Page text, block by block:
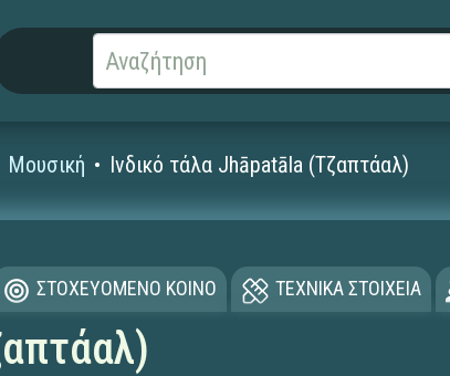
Μουσική Ινδικό τάλα Jhāpatāla (Τζαπτάαλ)
ΣΤΟΧΕΥΟΜΕΝΟ ΚΟΙΝΟ ΤΕΧΝΙΚΑ ΣΤΟΙΧΕΙΑ